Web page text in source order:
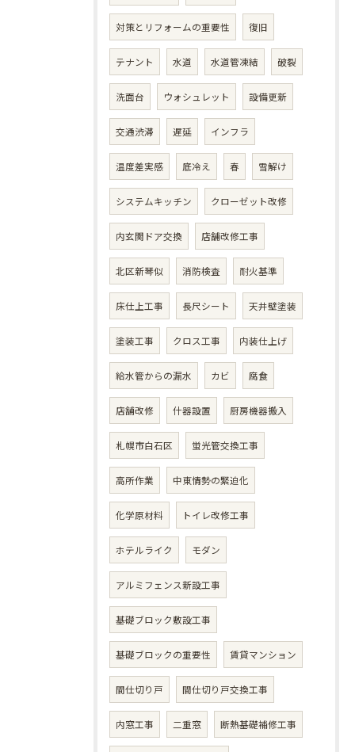
対策とリフォームの重要性 復旧
テナント 水道 水道管凍結 破裂
洗面台 ウォシュレット 設備更新
交通渋滞 遅延 インフラ
温度差実感 底冷え 春 雪解け
システムキッチン クローゼット改修
内玄関ドア交換 店舗改修工事
北区新琴似 消防検査 耐火基準
床仕上工事 長尺シート 天井壁塗装
塗装工事 クロス工事 内装仕上げ
給水管からの漏水 カビ 腐食
店舗改修 什器設置 厨房機器搬入
札幌市白石区 蛍光管交換工事
高所作業 中東情勢の緊迫化
化学原材料 トイレ改修工事
ホテルライク モダン
アルミフェンス新設工事
基礎ブロック敷設工事
基礎ブロックの重要性 賃貸マンション
間仕切り戸 間仕切り戸交換工事
内窓工事 二重窓 断熱基礎補修工事